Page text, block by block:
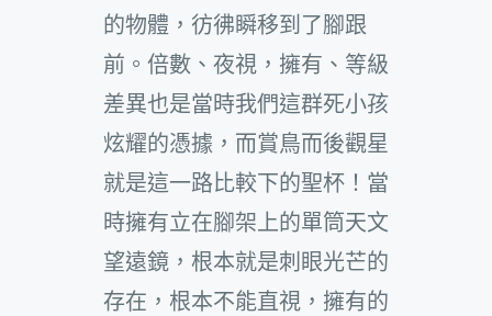
的物體，彷彿瞬移到了腳跟
前。倍數、夜視，擁有、等級
差異也是當時我們這群死小孩
炫耀的憑據，而賞鳥而後觀星
就是這一路比較下的聖杯！當
時擁有立在腳架上的單筒天文
望遠鏡，根本就是刺眼光芒的
存在，根本不能直視，擁有的